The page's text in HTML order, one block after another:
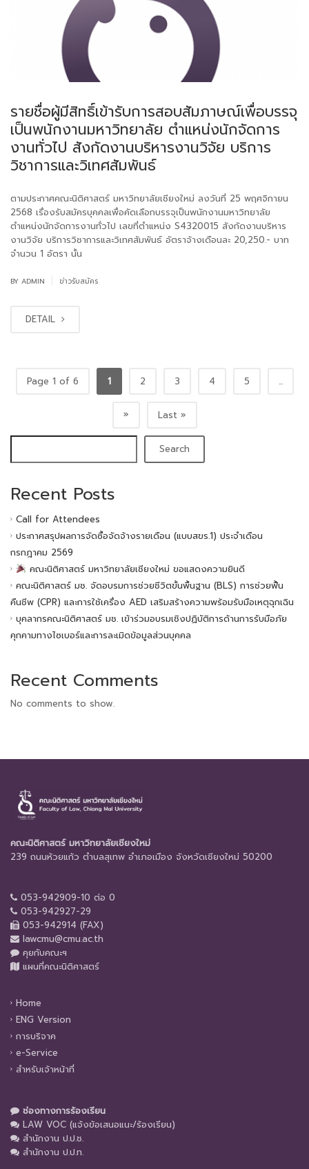
รายชื่อผู้มีสิทธิ์เข้ารับการสอบสัมภาษณ์เพื่อบรรจุ
เป็นพนักงานมหาวิทยาลัย ตำแหน่งนักจัดการ
งานทั่วไป สังกัดงานบริหารงานวิจัย บริการ
วิชาการและวิเทศสัมพันธ์
ตามประกาศคณะนิติศาสตร์ มหาวิทยาลัยเชียงใหม่ ลงวันที่ 25 พฤศจิกายน
2568 เรื่องรับสมัครบุคคลเพื่อคัดเลือกบรรจุเป็นพนักงานมหาวิทยาลัย
ตำแหน่งนักจัดการงานทั่วไป เลขที่ตำแหน่ง S4320015 สังกัดงานบริหาร
งานวิจัย บริการวิชาการและวิเทศสัมพันธ์ อัตราจ้างเดือนละ 20,250.- บาท
จำนวน 1 อัตรา นั้น
BY ADMIN ข่าวรับสมัคร
DETAIL
Page 1 of 6 1 2 3 4 5 ...
» Last »
Search
Recent Posts
Call for Attendees
ประกาศสรุปผลการจัดซื้อจัดจ้างรายเดือน (แบบสขร.1) ประจำเดือน
กรกฎาคม 2569
คณะนิติศาสตร์ มหาวิทยาลัยเชียงใหม่ ขอแสดงความยินดี
คณะนิติศาสตร์ มช. จัดอบรมการช่วยชีวิตขั้นพื้นฐาน (BLS) การช่วยฟื้น
คืนชีพ (CPR) และการใช้เครื่อง AED เสริมสร้างความพร้อมรับมือเหตุฉุกเฉิน
บุคลากรคณะนิติศาสตร์ มช. เข้าร่วมอบรมเชิงปฏิบัติการด้านการรับมือภัย
คุกคามทางไซเบอร์และการละเมิดข้อมูลส่วนบุคคล
Recent Comments
No comments to show.
คณะนิติศาสตร์ มหาวิทยาลัยเชียงใหม่
239 ถนนห้วยแก้ว ตำบลสุเทพ อำเภอเมือง จังหวัดเชียงใหม่ 50200
053-942909-10 ต่อ 0
053-942927-29
053-942914 (FAX)
lawcmu@cmu.ac.th
คุยกับคณะฯ
แผนที่คณะนิติศาสตร์
Home
ENG Version
การบริจาค
e-Service
สำหรับเจ้าหน้าที่
ช่องทางการร้องเรียน
LAW VOC (แจ้งข้อเสนอแนะ/ร้องเรียน)
สำนักงาน ป.ป.ช.
สำนักงาน ป.ป.ท.